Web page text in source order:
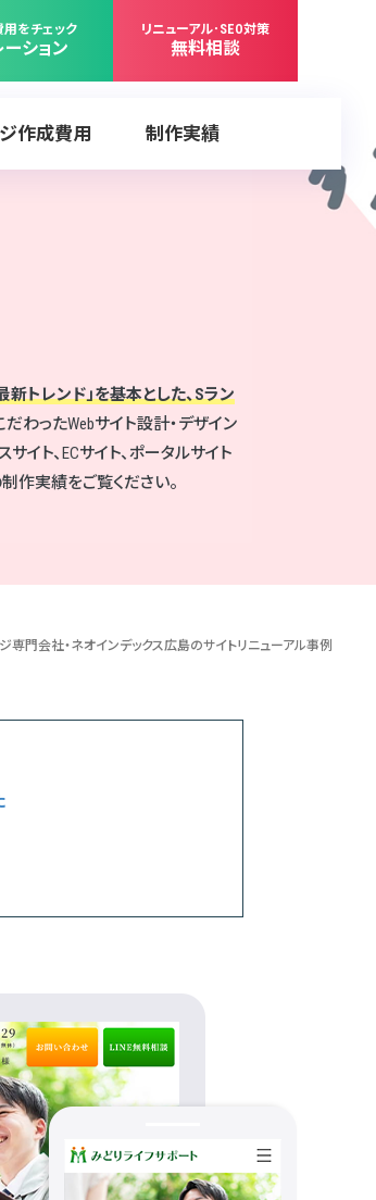
用をチェック
ション
リニューアル･SEO対策
無料相談
作成費用 制作実績
門会社・ネオインデックス広島のサイトリニューアル事例
新トレンド」を基本とした、Sラン
わったWebサイト設計・デザイン
イト、ECサイト、ポータルサイト
作実績をご覧ください。